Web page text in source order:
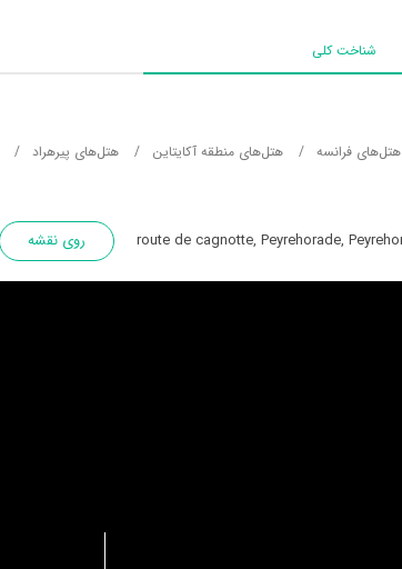
شناخت کلی
هتل‌های فرانسه هتل‌های منطقه آکایتاین هتل‌های پیرهراد
روی نقشه